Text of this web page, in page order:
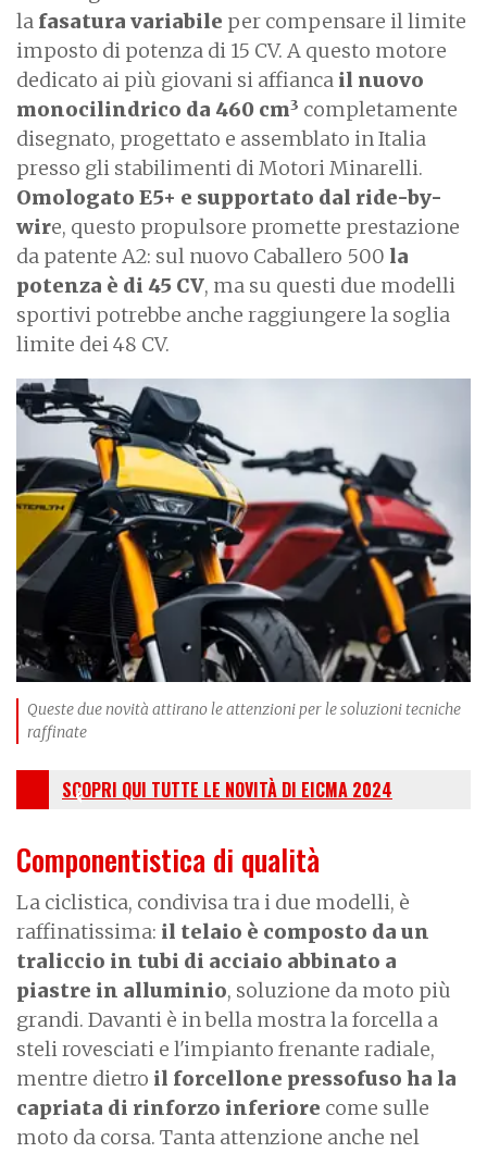
la fasatura variabile per compensare il limite
imposto di potenza di 15 CV. A questo motore
dedicato ai più giovani si affianca il nuovo
monocilindrico da 460 cm3 completamente
disegnato, progettato e assemblato in Italia
presso gli stabilimenti di Motori Minarelli.
Omologato E5+ e supportato dal ride-by-
wire, questo propulsore promette prestazione
da patente A2: sul nuovo Caballero 500 la
potenza è di 45 CV, ma su questi due modelli
sportivi potrebbe anche raggiungere la soglia
limite dei 48 CV.
I
m
a
g
e
Queste due novità attirano le attenzioni per le soluzioni tecniche
raffinate
SCOPRI QUI TUTTE LE NOVITÀ DI EICMA 2024
Componentistica di qualità
La ciclistica, condivisa tra i due modelli, è
raffinatissima: il telaio è composto da un
traliccio in tubi di acciaio abbinato a
piastre in alluminio, soluzione da moto più
grandi. Davanti è in bella mostra la forcella a
steli rovesciati e l'impianto frenante radiale,
mentre dietro il forcellone pressofuso ha la
capriata di rinforzo inferiore come sulle
moto da corsa. Tanta attenzione anche nel